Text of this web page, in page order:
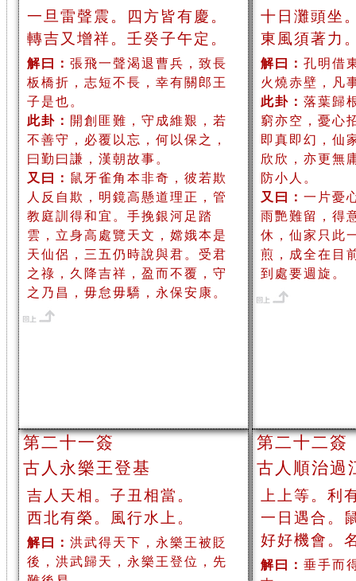
一旦雷聲震。四方皆有慶。
轉吉又增祥。壬癸子午定。
解曰： 張飛一聲渴退曹兵，致長
板橋折，志短不長，幸有關郎王
子是也。
此卦： 開創匪難，守成維艱，若
不善守，必覆以忘，何以保之，
曰勤曰謙，漢朝故事。
又曰： 鼠牙雀角本非奇，彼若欺
人反自欺，明鏡高懸道理正，管
教庭訓得和宜。手挽銀河足踏
雲，立身高處覽天文，嫦娥本是
天仙侶，三五仍時說與君。受君
之祿，久降吉祥，盈而不覆，守
之乃昌，毋怠毋驕，永保安康。
十日灘頭坐
東風須著力
解曰： 孔明借
火燒赤壁，凡
此卦： 落葉歸
窮亦空，憂心
即真即幻，仙
欣欣，亦更無
防小人。
又曰： 一片憂
雨艷難留，得
休，仙家只此
煎，成全在目
到處要週旋。
第二十一簽
古人永樂王登基
吉人天相。子丑相當。
西北有榮。風行水上。
解曰： 洪武得天下，永樂王被貶
後，洪武歸天，永樂王登位，先
第二十二簽
古人順治過
上上等。利
一日遇合。
好好機會。
解曰： 垂手而